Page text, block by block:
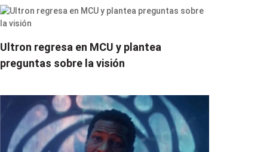
Ultron regresa en MCU y plantea
preguntas sobre la visión